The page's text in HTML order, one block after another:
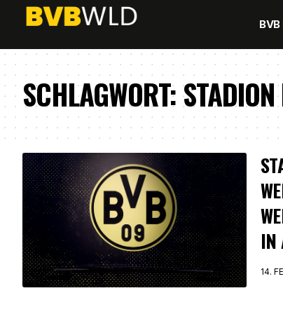
BVB
SCHLAGWORT:
IN
14.